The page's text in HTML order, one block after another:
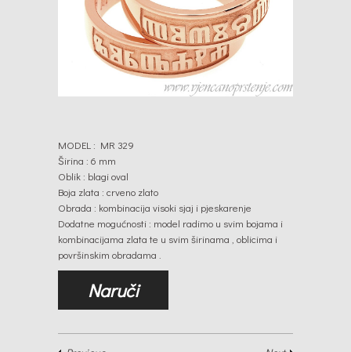
MODEL : MR 329
Širina : 6 mm
Oblik : blagi oval
Boja zlata : crveno zlato
Obrada : kombinacija visoki sjaj i pjeskarenje
Dodatne mogućnosti : model radimo u svim bojama i
kombinacijama zlata te u svim širinama , oblicima i
površinskim obradama .
Naruči